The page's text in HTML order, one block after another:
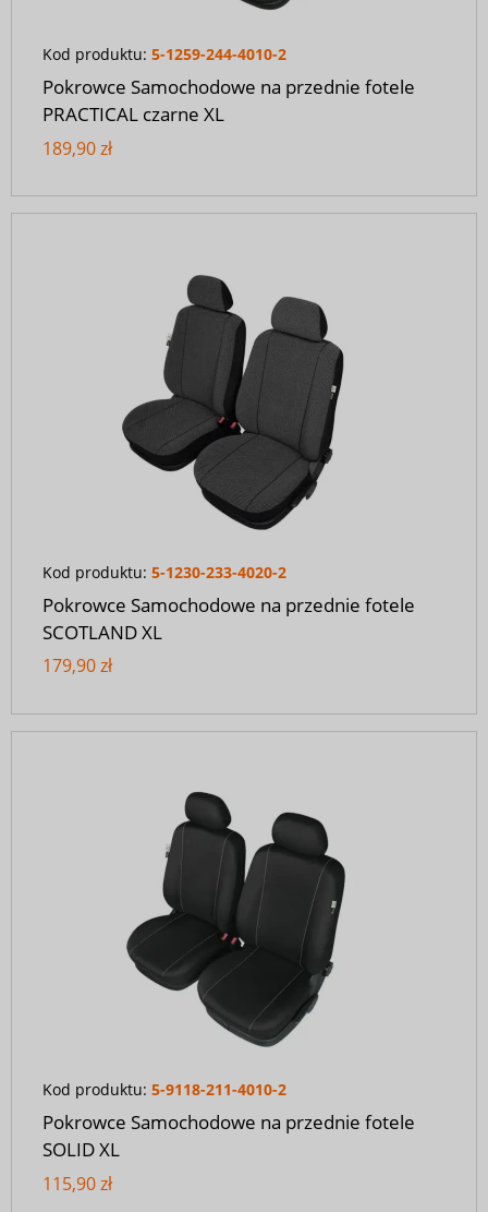
Kod produktu: 5-1259-244-4010-2
Pokrowce Samochodowe na przednie fotele
PRACTICAL czarne XL
189,90 zł
Kod produktu: 5-1230-233-4020-2
Pokrowce Samochodowe na przednie fotele
SCOTLAND XL
179,90 zł
Kod produktu: 5-9118-211-4010-2
Pokrowce Samochodowe na przednie fotele
SOLID XL
115,90 zł